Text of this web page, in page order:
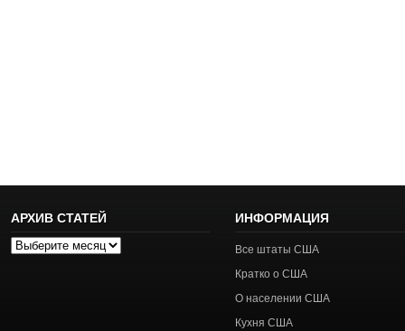
АРХИВ СТАТЕЙ
Архив
ИНФОРМАЦИЯ
Все штаты США
Кратко о США
О населении США
Кухня США